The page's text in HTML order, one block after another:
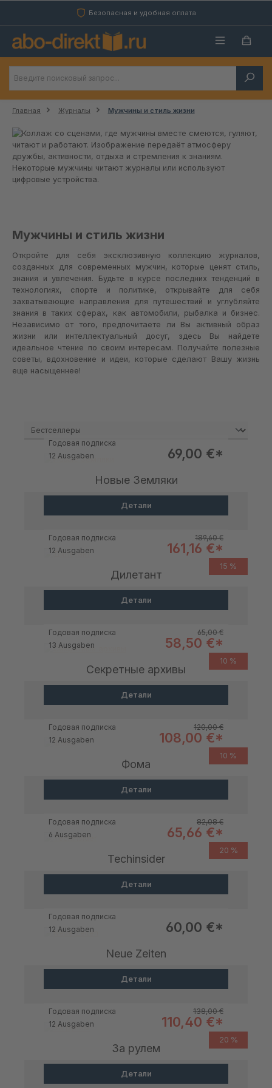
Перейти к основному содержаниюБезопасная и удобная оплата
Главная Журналы Мужчины и стиль жизни
Мужчины и стиль жизни
Откройте для себя эксклюзивную коллекцию журналов,
созданных для современных мужчин, которые ценят стиль,
знания и увлечения. Будьте в курсе последних тенденций в
технологиях, спорте и политике, открывайте для себя
захватывающие направления для путешествий и углубляйте
знания в таких сферах, как автомобили, рыбалка и бизнес.
Независимо от того, предпочитаете ли Вы активный образ
жизни или интеллектуальный досуг, здесь Вы найдете
идеальное чтение по своим интересам. Получайте полезные
советы, вдохновение и идеи, которые сделают Вашу жизнь
еще насыщеннее!
Годовая подписка
12 Ausgaben
Цена продажи:
69,00 €*
Новые Земляки
Детали
15 %
Годовая подписка Обычная цена:
189,60 €
12 Ausgaben
Цена продажи:
161,16 €*
Дилетант
Детали
10 %
Годовая подписка Обычная цена:
65,00 €
13 Ausgaben
Цена продажи:
58,50 €*
Секретные архивы
Детали
10 %
Годовая подписка Обычная цена:
120,00 €
12 Ausgaben
Цена продажи:
108,00 €*
Фома
Детали
20 %
Годовая подписка Обычная цена:
82,08 €
6 Ausgaben
Цена продажи:
65,66 €*
Techinsider
Детали
Годовая подписка
12 Ausgaben
Цена продажи:
60,00 €*
Neue Zeiten
Детали
20 %
Годовая подписка Обычная цена:
138,00 €
12 Ausgaben
Цена продажи:
110,40 €*
За рулем
Детали